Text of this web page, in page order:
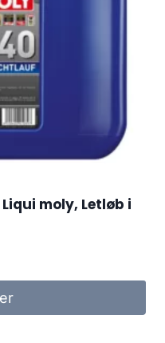
moly, Letløb i